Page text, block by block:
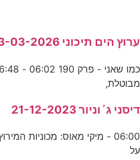
ערוץ הים תיכוני 03-03-2026
מבוטלת,
דיסני ג´וניור 21-12-2023
על